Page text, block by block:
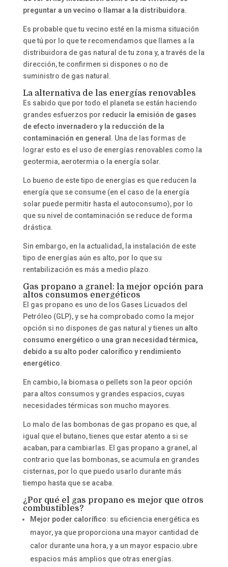
preguntar a un vecino o llamar a la distribuidora.
Es probable que tu vecino esté en la misma situación
que tú por lo que te recomendamos que llames a la
distribuidora de gas natural de tu zona y, a través de la
dirección, te confirmen si dispones o no de
suministro de gas natural.
La alternativa de las energías renovables
Es sabido que por todo el planeta se están haciendo
grandes esfuerzos por reducir la emisión de gases
de efecto invernadero y la reducción de la
contaminación en general . Una de las formas de
lograr esto es el uso de energías renovables como la
geotermia, aerotermia o la energía solar.
Lo bueno de este tipo de energías es que reducen la
energía que se consume (en el caso de la energía
solar puede permitir hasta el autoconsumo), por lo
que su nivel de contaminación se reduce de forma
drástica.
Sin embargo, en la actualidad, la instalación de este
tipo de energías aún es alto, por lo que su
rentabilización es más a medio plazo.
Gas propano a granel: la mejor opción para
altos consumos energéticos
El gas propano es uno de los Gases Licuados del
Petróleo (GLP), y se ha comprobado como la mejor
opción si no dispones de gas natural y tienes un alto
consumo energético o una gran necesidad térmica,
debido a su alto poder calorífico y rendimiento
energético.
En cambio, la biomasa o pellets son la peor opción
para altos consumos y grandes espacios, cuyas
necesidades térmicas son mucho mayores.
Lo malo de las bombonas de gas propano es que, al
igual que el butano, tienes que estar atento a si se
acaban, para cambiarlas. El gas propano a granel, al
contrario que las bombonas, se acumula en grandes
cisternas, por lo que puedo usarlo durante más
tiempo hasta que se acaba.
¿Por qué el gas propano es mejor que otros
combustibles?
Mejor poder calorífico: su eficiencia energética es
mayor, ya que proporciona una mayor cantidad de
calor durante una hora, y a un mayor espacio.ubre
espacios más amplios que otras energías.